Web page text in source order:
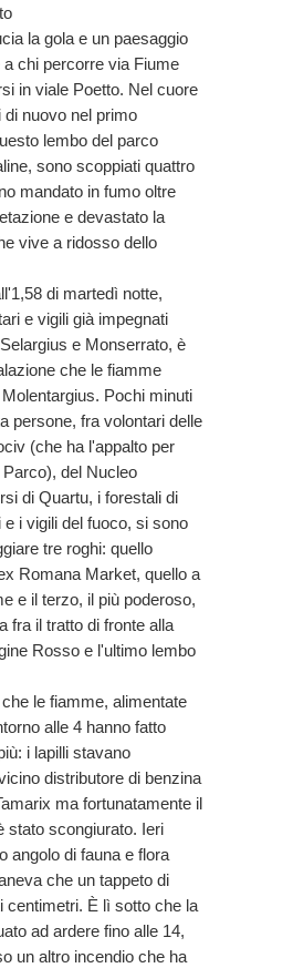
la gola e un paesaggio
chi percorre via Fiume
in viale Poetto. Nel cuore
di nuovo nel primo
lembo del parco
sono scoppiati quattro
mandato in fumo oltre
e devastato la
vive a ridosso dello
di martedì notte,
e vigili già impegnati
e Monserrato, è
che le fiamme
Pochi minuti
persone, fra volontari delle
(che ha l'appalto per
del Nucleo
di Quartu, i forestali di
e i vigili del fuoco, si sono
tre roghi: quello
Romana Market, quello a
e il terzo, il più poderoso,
fra il tratto di fronte alla
Rosso e l'ultimo lembo
le fiamme, alimentate
alle 4 hanno fatto
i lapilli stavano
distributore di benzina
ma fortunatamente il
stato scongiurato. Ieri
angolo di fauna e flora
che un tappeto di
centimetri. È lì sotto che la
ad ardere fino alle 14,
un altro incendio che ha